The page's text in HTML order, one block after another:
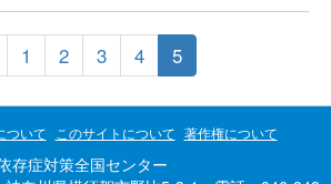
1 2 3 4 5
ついて このサイトについて 著作権について
存症対策全国センター